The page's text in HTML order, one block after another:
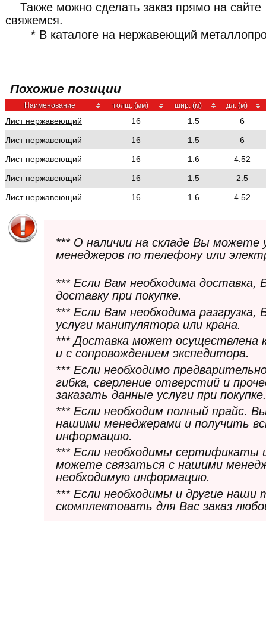
Также можно сделать заказ прямо на
свяжемся.
* В каталоге на нержавеющий
Похожие позиции
Наименование толщ. (мм) шир. (м) дл. (м)
Лист нержавеющий 16 1.5
6
Лист нержавеющий
16 1.5
6
Лист нержавеющий
16 1.6
4.52
Лист нержавеющий
16 1.5
2.5
Лист нержавеющий
16 1.6 4.52
*** О наличии на складе Вы можете
менеджеров по телефону или
*** Если Вам необходима
доставку при покупке.
*** Если Вам необходима
услуги манипулятора или крана.
*** Доставка может осуществлена
и с сопровождением экспедитора.
*** Если необходимо
гибка, сверление отверстий и
заказать данные услуги при покупке.
*** Если необходим полный прайс.
нашими менеджерами и получить
информацию.
*** Если необходимы сертификаты
можете связаться с нашими
необходимую информацию.
*** Если необходимы и другие
скомплектовать для Вас заказ